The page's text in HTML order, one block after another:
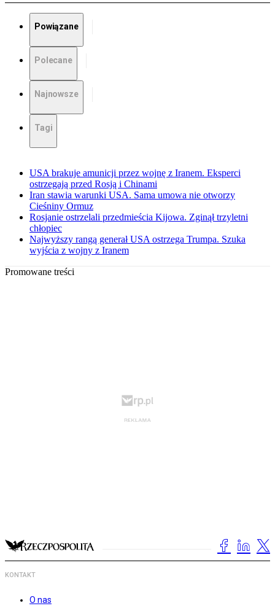
Powiązane
Polecane
Najnowsze
Tagi
USA brakuje amunicji przez wojnę z Iranem. Eksperci
ostrzegają przed Rosją i Chinami
Iran stawia warunki USA. Sama umowa nie otworzy
Cieśniny Ormuz
Rosjanie ostrzelali przedmieścia Kijowa. Zginął trzyletni
chłopiec
Najwyższy rangą generał USA ostrzega Trumpa. Szuka
wyjścia z wojny z Iranem
Promowane treści
KONTAKT
O nas